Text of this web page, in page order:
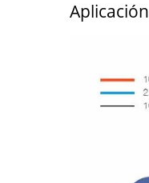
Aplicación